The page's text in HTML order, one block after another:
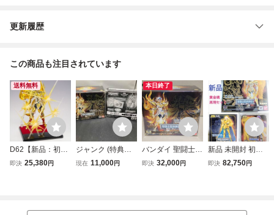
更新履歴
この商品も注目されています
送料無料
D62【新品：初回
生産特典付】 聖闘
即決 25,380円
ジャンク (特典付
き)バンダイ レオ
現在 11,000円
本日終了
バンダイ 聖闘士聖
衣神話EX レオア
即決 32,000円
新品 未開封 初版
聖闘士聖衣神話EX
即決 82,750円